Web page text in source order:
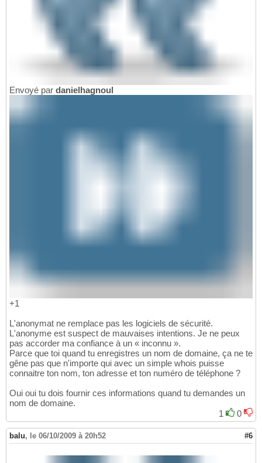
Envoyé par danielhagnoul
+1
L'anonymat ne remplace pas les logiciels de sécurité.
L'anonyme est suspect de mauvaises intentions. Je ne peux
pas accorder ma confiance à un « inconnu ».
Parce que toi quand tu enregistres un nom de domaine, ça ne te
gêne pas que n'importe qui avec un simple whois puisse
connaitre ton nom, ton adresse et ton numéro de téléphone ?
Oui oui tu dois fournir ces informations quand tu demandes un
nom de domaine.
1
0
balu, le 06/10/2009 à 20h52 #6